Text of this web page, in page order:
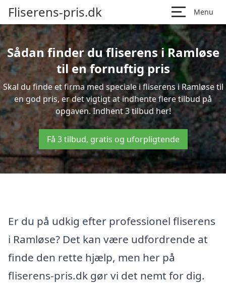
Fliserens-pris.dk Menu
Sådan finder du fliserens i Ramløse
til en fornuftig pris
Skal du finde et firma med speciale i fliserens i Ramløse til
en god pris, er det vigtigt at indhente flere tilbud på
opgaven. Indhent 3 tilbud her!
Få 3 tilbud, gratis og uforpligtende
Er du på udkig efter professionel fliserens
i Ramløse? Det kan være udfordrende at
finde den rette hjælp, men her på
fliserens-pris.dk gør vi det nemt for dig.